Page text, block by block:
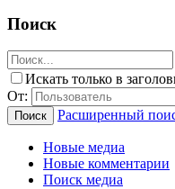
Поиск
Искать только в
От:
Поиск Расширенный
Новые медиа
Новые комментарии
Поиск медиа